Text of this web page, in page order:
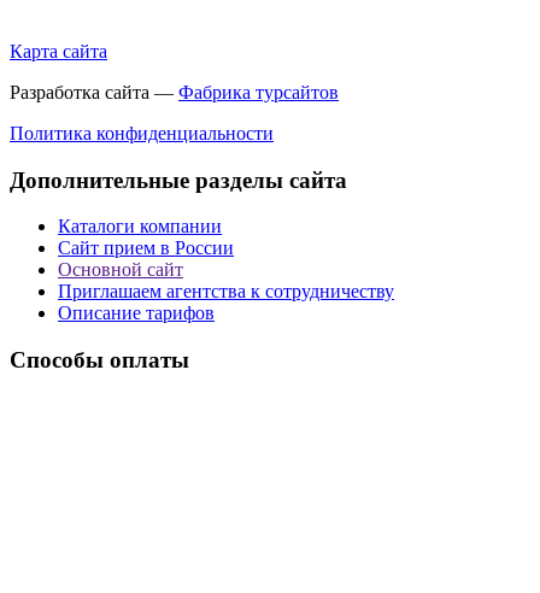
Карта сайта
Разработка сайта — Фабрика турсайтов
Политика конфиденциальности
Дополнительные разделы сайта
Каталоги компании
Сайт прием в России
Основной сайт
Приглашаем агентства к сотрудничеству
Описание тарифов
Способы оплаты